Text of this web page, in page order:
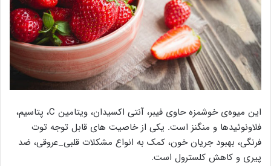
این میوه‌ی خوشمزه حاوی فیبر، آنتی اکسیدان، ویتامین C، پتاسیم،
فلاونوئیدها و منگنز است. یکی از خاصیت های قابل توجه توت
فرنگی، بهبود جریان خون، کمک به انواع مشکلات قلبی_عروقی، ضد
پیری و کاهش کلسترول است.